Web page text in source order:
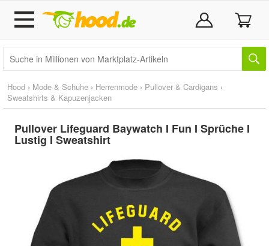
Hood › Mode & Schuhe › Herrenmode › Pullover & Cardigans ›
Sweatshirts & Kapuzenjacken
Pullover Lifeguard Baywatch I Fun I Sprüche I
Lustig I Sweatshirt